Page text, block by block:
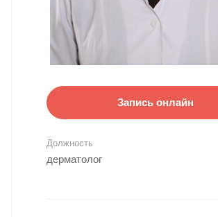
Запись онлайн
Должность
дерматолог